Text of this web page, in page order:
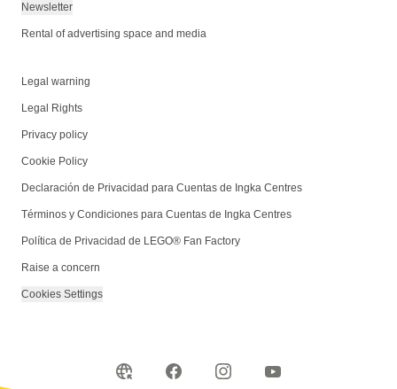
Newsletter
Rental of advertising space and media
Legal warning
Legal Rights
Privacy policy
Cookie Policy
Declaración de Privacidad para Cuentas de Ingka Centres
Términos y Condiciones para Cuentas de Ingka Centres
Política de Privacidad de LEGO® Fan Factory
Raise a concern
Cookies Settings